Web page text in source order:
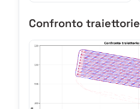
Confronto traiettorie